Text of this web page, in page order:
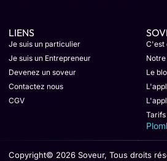
LIENS
Je suis un particulier
Je suis un Entrepreneur
Devenez un soveur
Contactez nous
CGV
C'est
Le
Copyright© 2026 Soveur, Tous droits